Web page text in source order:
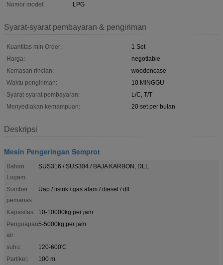
Nomor model:
LPG
Syarat-syarat pembayaran & pengiriman
Kuantitas min Order:
1 Set
Harga:
negotiable
Kemasan rincian:
woodencase
Waktu pengiriman:
10 MINGGU
Syarat-syarat pembayaran:
L/C, T/T
Menyediakan kemampuan:
20 set per bulan
Deskripsi
Mesin Pengeringan Semprot
Bahan
Logam:
SUS316 / SUS304 / BAJA KARBON, DLL
Sumber
pemanas:
Uap / listrik / gas alam / diesel / dll
Kapasitas:
10-10000kg per jam
Penguapan
air:
5-5000kg per jam
suhu:
120-600'C
Partikel:
100 m